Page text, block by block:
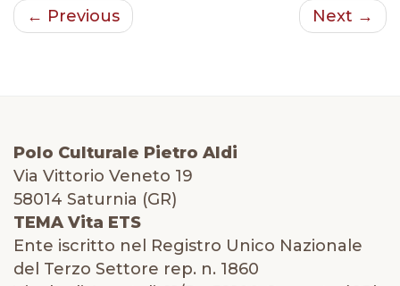
← Previous Next →
Polo Culturale Pietro Aldi
Via Vittorio Veneto 19
58014 Saturnia (GR)
TEMA Vita ETS
Ente iscritto nel Registro Unico Nazionale
del Terzo Settore rep. n. 1860